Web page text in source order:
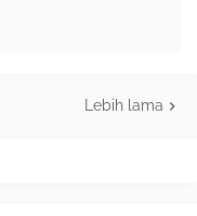
Lebih lama